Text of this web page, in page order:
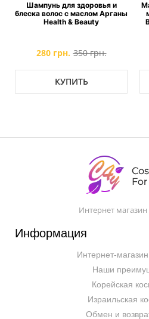
Шампунь для здоровья и
блеска волос с маслом Арганы
Health & Beauty
280 грн. 350 грн.
КУПИТЬ
Интернет
Информация
Интернет-
Наши
Корейская
Израильская
Обмен и